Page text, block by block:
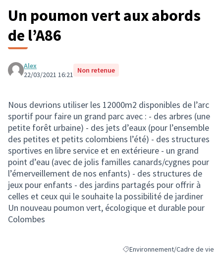
Un poumon vert aux abords
de l’A86
Alex
22/03/2021 16:21 Non retenue
Nous devrions utiliser les 12000m2 disponibles de l’arc
sportif pour faire un grand parc avec : - des arbres (une
petite forêt urbaine) - des jets d’eaux (pour l’ensemble
des petites et petits colombiens l’été) - des structures
sportives en libre service et en extérieure - un grand
point d’eau (avec de jolis familles canards/cygnes pour
l’émerveillement de nos enfants) - des structures de
jeux pour enfants - des jardins partagés pour offrir à
celles et ceux qui le souhaite la possibilité de jardiner
Un nouveau poumon vert, écologique et durable pour
Colombes
Filtrer les résultats de la
Environnement/Cadre de vie